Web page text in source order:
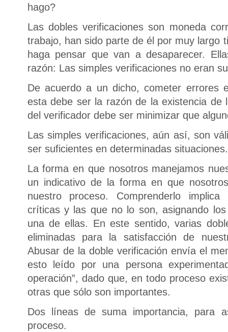
hago?
Las dobles verificaciones son moneda
trabajo, han sido parte de él por muy largo
haga pensar que van a desaparecer.
razón: Las simples verificaciones no eran
De acuerdo a un dicho, cometer errores
esta debe ser la razón de la existencia de
del verificador debe ser minimizar que
Las simples verificaciones, aún así, son
ser suficientes en determinadas situaciones.
La forma en que nosotros manejamos
un indicativo de la forma en que
nuestro proceso. Comprenderlo
críticas y las que no lo son, asignando
una de ellas. En este sentido, varias
eliminadas para la satisfacción de
Abusar de la doble verificación envía el
esto leído por una persona
operación”, dado que, en todo proceso
otras que sólo son importantes.
Dos líneas de suma importancia, para
proceso.